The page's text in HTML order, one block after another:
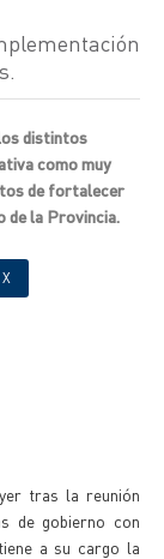
distintos
como muy
de fortalecer
de la Provincia.
tras la reunión
de gobierno con
a su cargo la